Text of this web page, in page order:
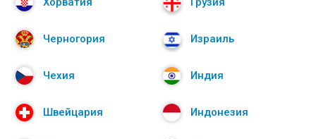
Черногория
Чехия
Швейцария
Израиль
Индия
Индонезия